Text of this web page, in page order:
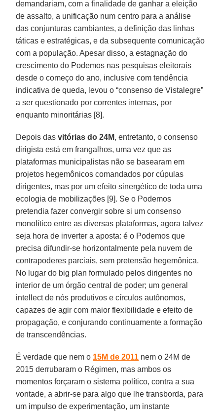
demandariam, com a finalidade de ganhar a eleição
de assalto, a unificação num centro para a análise
das conjunturas cambiantes, a definição das linhas
táticas e estratégicas, e da subsequente comunicação
com a população. Apesar disso, a estagnação do
crescimento do Podemos nas pesquisas eleitorais
desde o começo do ano, inclusive com tendência
indicativa de queda, levou o “consenso de Vistalegre”
a ser questionado por correntes internas, por
enquanto minoritárias [8].
Depois dasvitórias do 24M, entretanto, o consenso
dirigista está em frangalhos, uma vez que as
plataformas municipalistas não se basearam em
projetos hegemônicos comandados por cúpulas
dirigentes, mas por um efeito sinergético de toda uma
ecologia de mobilizações [9]. Se o Podemos
pretendia fazer convergir sobre si um consenso
monolítico entre as diversas plataformas, agora talvez
seja hora de inverter a aposta: é o Podemos que
precisa difundir-se horizontalmente pela nuvem de
contrapoderes parciais, sem pretensão hegemônica.
No lugar do big plan formulado pelos dirigentes no
interior de um órgão central de poder; um general
intellect de nós produtivos e círculos autônomos,
capazes de agir com maior flexibilidade e efeito de
propagação, e conjurando continuamente a formação
de transcendências.
É verdade que nem o 15M de 2011 nem o 24M de
2015 derrubaram o Régimen, mas ambos os
momentos forçaram o sistema político, contra a sua
vontade, a abrir-se para algo que lhe transborda, para
um impulso de experimentação, um instante